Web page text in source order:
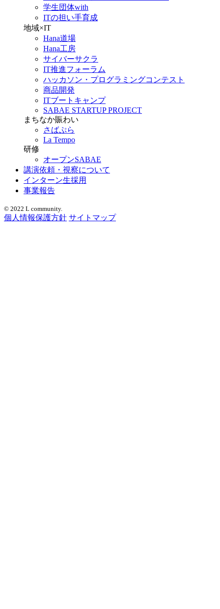
学生団体with
ITの担い手育成
地域×IT
Hana道場
Hana工房
サイバーサクラ
IT推進フォーラム
ハッカソン・プログラミングコンテスト
商品開発
ITブートキャンプ
SABAE STARTUP PROJECT
まちなか賑わい
さばぷら
La Tempo
研修
オープンSABAE
講演依頼・視察について
インターン生採用
事業報告
© 2022 L community.
個人情報保護方針 サイトマップ